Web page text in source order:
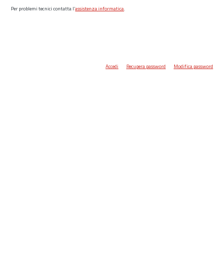
Per problemi tecnici contatta l’assistenza informatica.
Accedi Recupera password Modifica password